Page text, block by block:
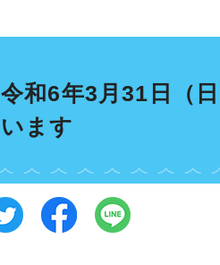
令和6年3月31日（
います